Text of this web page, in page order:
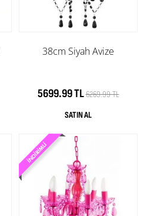
38cm Siyah Avize
5699.99 TL6269.99 TL